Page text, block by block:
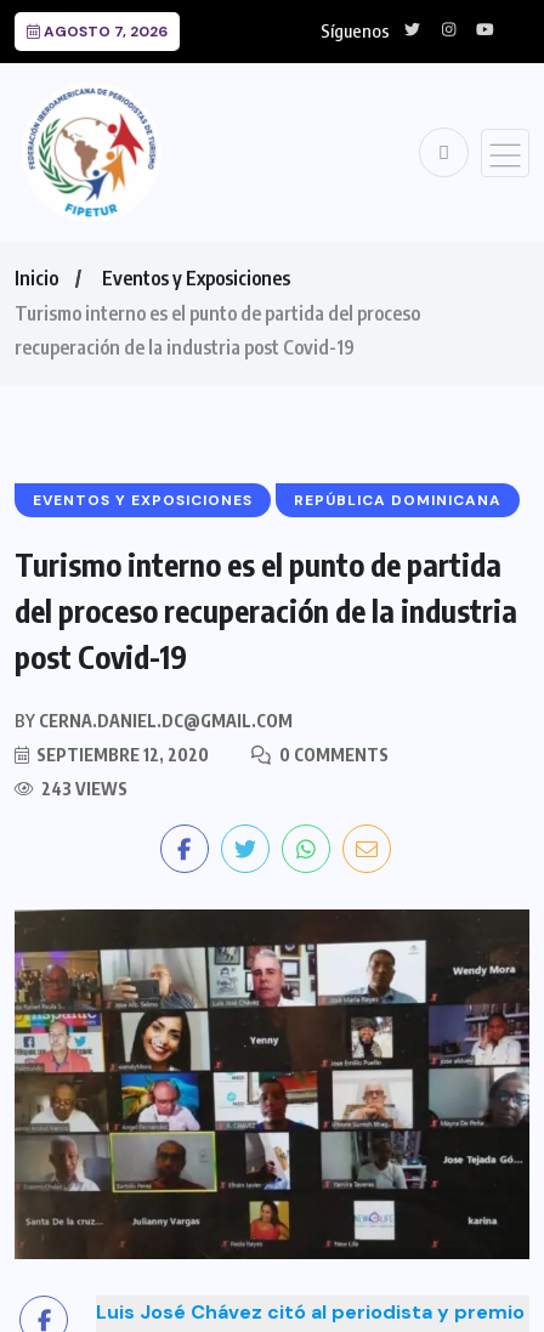
AGOSTO 7, 2026 Síguenos
Inicio
Eventos y Exposiciones
Turismo interno es el punto de partida del proceso
recuperación de la industria post Covid-19
EVENTOS Y EXPOSICIONES REPÚBLICA DOMINICANA
Turismo interno es el punto de partida
del proceso recuperación de la industria
post Covid-19
BY CERNA.DANIEL.DC@GMAIL.COM
SEPTIEMBRE 12, 2020
0 COMMENTS
243 VIEWS
Luis José Chávez citó al periodista y premio